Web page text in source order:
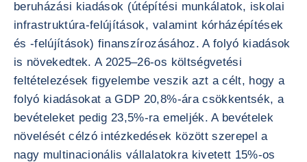
beruházási kiadások (útépítési munkálatok, iskolai
infrastruktúra-felújítások, valamint kórházépítések
és -felújítások) finanszírozásához. A folyó kiadások
is növekedtek. A 2025–26-os költségvetési
feltételezések figyelembe veszik azt a célt, hogy a
folyó kiadásokat a GDP 20,8%-ára csökkentsék, a
bevételeket pedig 23,5%-ra emeljék. A bevételek
növelését célzó intézkedések között szerepel a
nagy multinacionális vállalatokra kivetett 15%-os